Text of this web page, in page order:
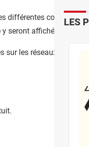
différentes
seront affichées.
les réseaux sociaux
LES